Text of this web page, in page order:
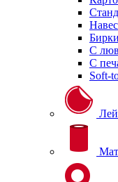
С
С
Soft-